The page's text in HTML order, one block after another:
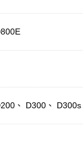
、 D300、